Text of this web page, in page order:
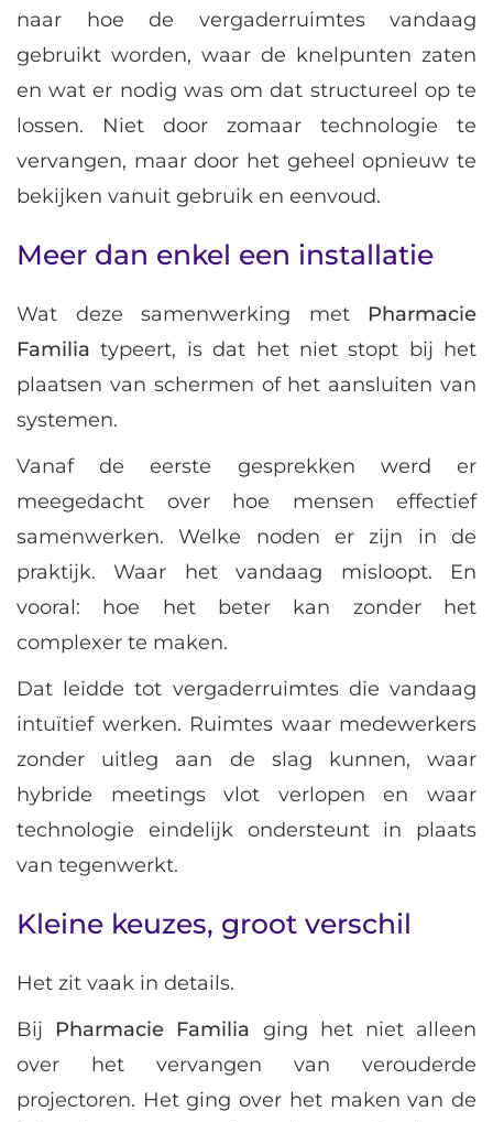
naar hoe de vergaderruimtes vandaag
gebruikt worden, waar de knelpunten zaten
en wat er nodig was om dat structureel op te
lossen. Niet door zomaar technologie te
vervangen, maar door het geheel opnieuw te
bekijken vanuit gebruik en eenvoud.
Meer dan enkel een installatie
Wat deze samenwerking met Pharmacie
Familia typeert, is dat het niet stopt bij het
plaatsen van schermen of het aansluiten van
systemen.
Vanaf de eerste gesprekken werd er
meegedacht over hoe mensen effectief
samenwerken. Welke noden er zijn in de
praktijk. Waar het vandaag misloopt. En
vooral: hoe het beter kan zonder het
complexer te maken.
Dat leidde tot vergaderruimtes die vandaag
intuïtief werken. Ruimtes waar medewerkers
zonder uitleg aan de slag kunnen, waar
hybride meetings vlot verlopen en waar
technologie eindelijk ondersteunt in plaats
van tegenwerkt.
Kleine keuzes, groot verschil
Het zit vaak in details.
Bij Pharmacie Familia ging het niet alleen
over het vervangen van verouderde
projectoren. Het ging over het maken van de